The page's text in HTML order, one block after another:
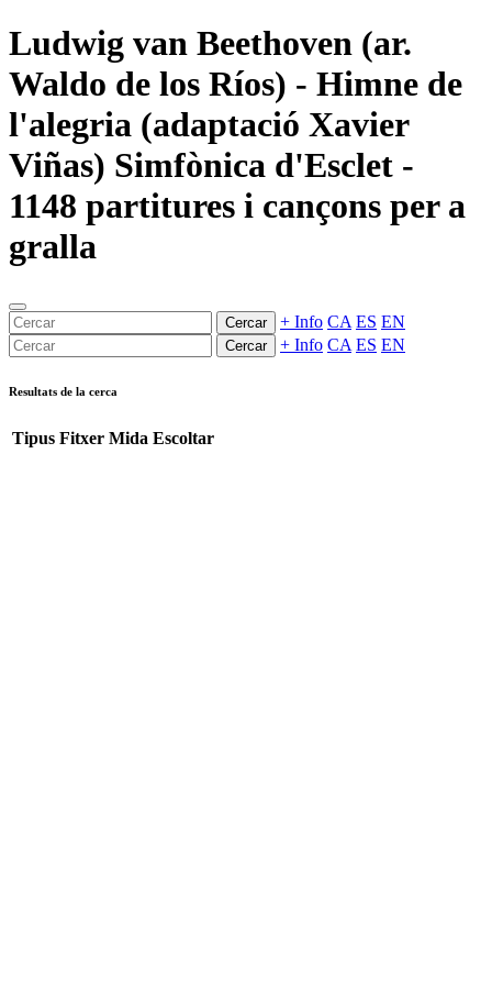
Ludwig van Beethoven (ar.
Waldo de los Ríos) - Himne de
l'alegria (adaptació Xavier
Viñas) Simfònica d'Esclet -
1148 partitures i cançons per a
gralla
Cercar + Info CA ES EN
Cercar + Info CA ES EN
Resultats de la cerca
Tipus Fitxer Mida Escoltar